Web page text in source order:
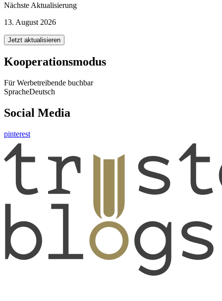
Nächste Aktualisierung
13. August 2026
Jetzt aktualisieren
Kooperationsmodus
Für Werbetreibende buchbar
SpracheDeutsch
Social Media
pinterest